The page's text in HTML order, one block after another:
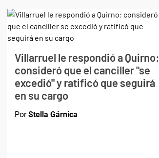
Villarruel le respondió a Quirno:
consideró que el canciller "se
excedió" y ratificó que seguirá
en su cargo
PorStella Gárnica